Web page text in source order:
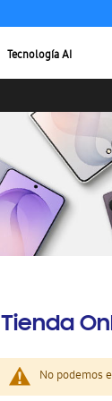
Tecnología AI
Tienda
No podemos